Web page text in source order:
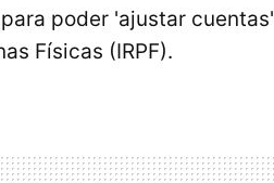
poder 'ajustar cuentas'
Físicas (IRPF).